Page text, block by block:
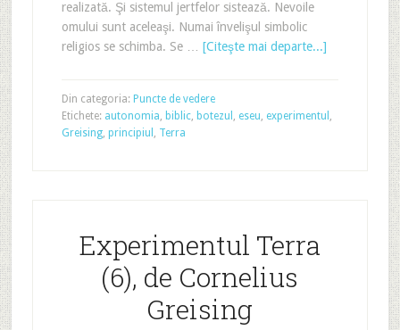
realizată. Şi sistemul jertfelor sistează. Nevoile
omului sunt aceleaşi. Numai învelişul simbolic
religios se schimba. Se … [Citeşte mai departe...]
Din categoria: Puncte de vedere
Etichete: autonomia, biblic, botezul , eseu, experimentul ,
Greising, principiul , Terra
Experimentul Terra
(6), de Cornelius
Greising